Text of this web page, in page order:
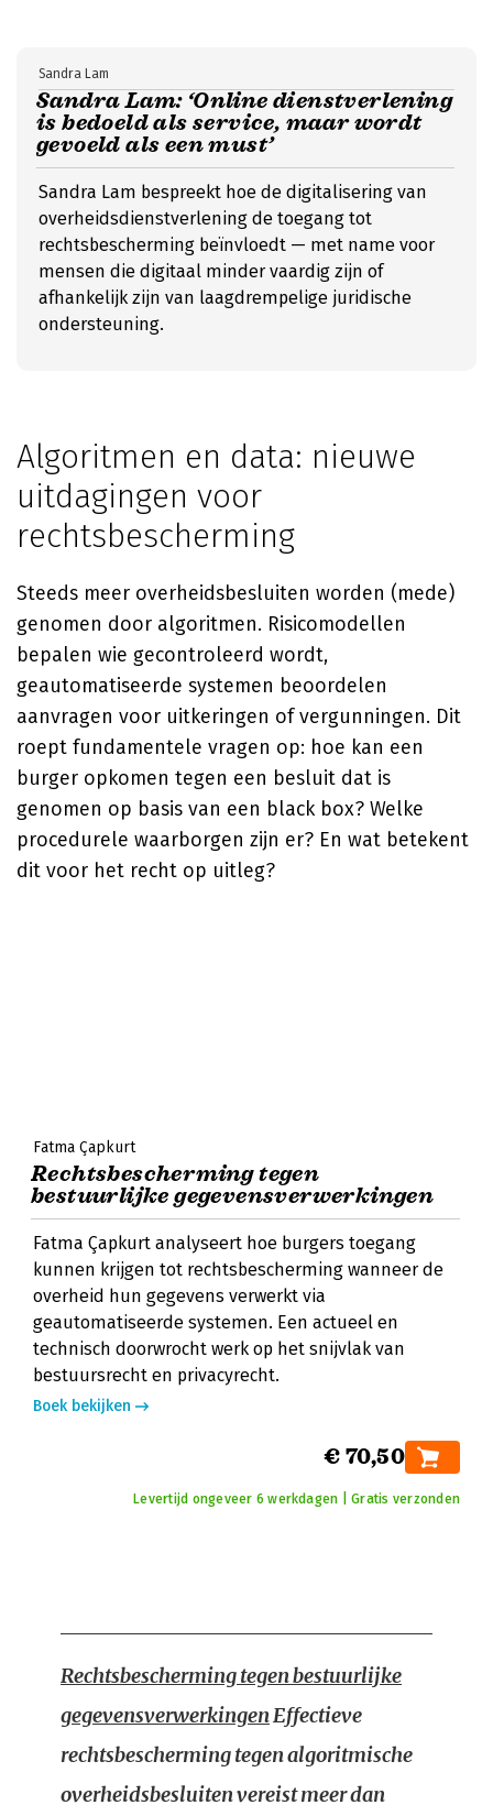
Sandra Lam: ‘Online dienstverlening
is bedoeld als service, maar wordt
gevoeld als een must’
Sandra Lam
Sandra Lam bespreekt hoe de digitalisering van
overheidsdienstverlening de toegang tot
rechtsbescherming beïnvloedt — met name voor
mensen die digitaal minder vaardig zijn of
afhankelijk zijn van laagdrempelige juridische
ondersteuning.
Algoritmen en data: nieuwe
uitdagingen voor
rechtsbescherming
Steeds meer overheidsbesluiten worden (mede)
genomen door algoritmen. Risicomodellen
bepalen wie gecontroleerd wordt,
geautomatiseerde systemen beoordelen
aanvragen voor uitkeringen of vergunningen. Dit
roept fundamentele vragen op: hoe kan een
burger opkomen tegen een besluit dat is
genomen op basis van een black box? Welke
procedurele waarborgen zijn er? En wat betekent
dit voor het recht op uitleg?
Fatma Çapkurt
Rechtsbescherming tegen
bestuurlijke gegevensverwerkingen
Fatma Çapkurt analyseert hoe burgers toegang
kunnen krijgen tot rechtsbescherming wanneer de
overheid hun gegevens verwerkt via
geautomatiseerde systemen. Een actueel en
technisch doorwrocht werk op het snijvlak van
bestuursrecht en privacyrecht.
Boek bekijken
€ 70,50
Levertijd ongeveer 6 werkdagen | Gratis verzonden
Rechtsbescherming tegen bestuurlijke
gegevensverwerkingenEffectieve
rechtsbescherming tegen algoritmische
overheidsbesluiten vereist meer dan